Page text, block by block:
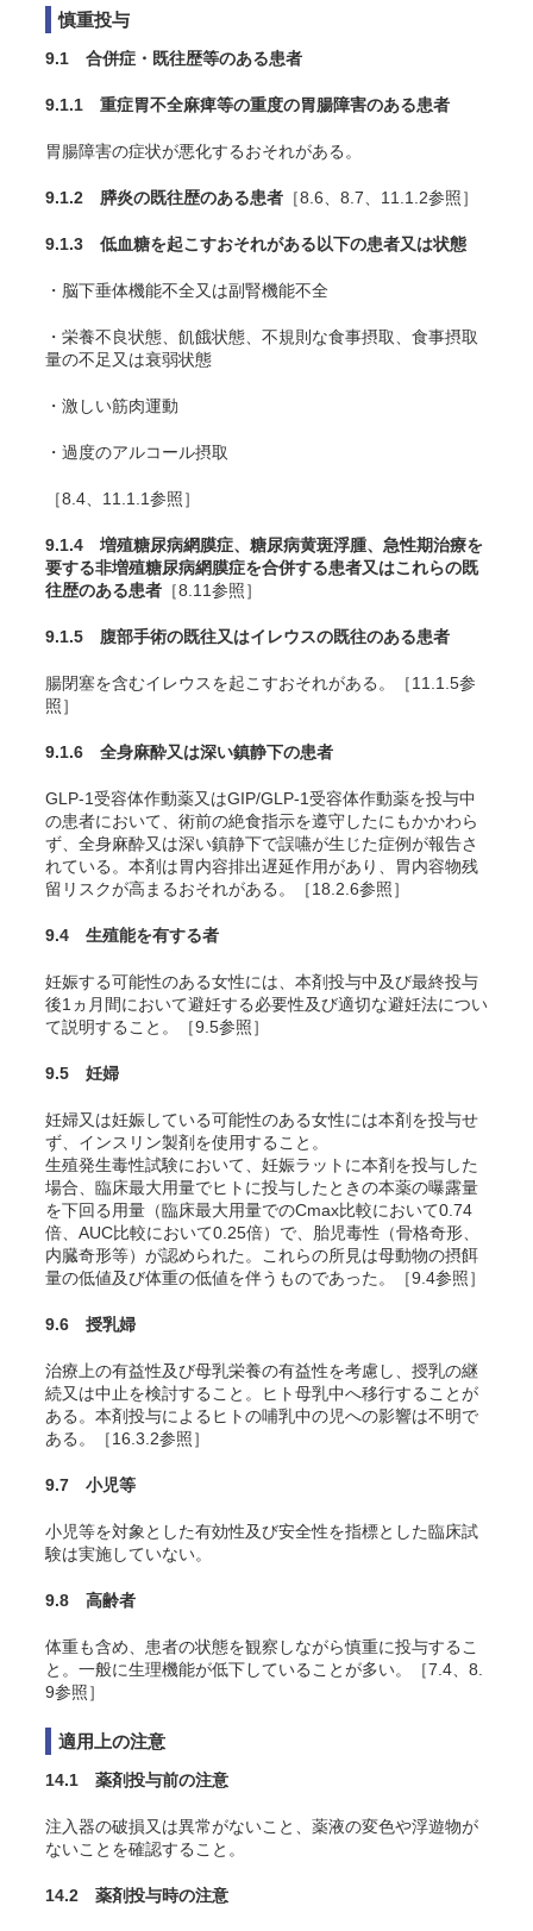
慎重投与
9.1 合併症・既往歴等のある患者
9.1.1 重症胃不全麻痺等の重度の胃腸障害のある患者
胃腸障害の症状が悪化するおそれがある。
9.1.2 膵炎の既往歴のある患者 ［8.6、8.7、11.1.2参照］
9.1.3 低血糖を起こすおそれがある以下の患者又は状態
・脳下垂体機能不全又は副腎機能不全
・栄養不良状態、飢餓状態、不規則な食事摂取、食事摂取
量の不足又は衰弱状態
・激しい筋肉運動
・過度のアルコール摂取
［8.4、11.1.1参照］
9.1.4 増殖糖尿病網膜症、糖尿病黄斑浮腫、急性期治療を
要する非増殖糖尿病網膜症を合併する患者又はこれらの既
往歴のある患者 ［8.11参照］
9.1.5 腹部手術の既往又はイレウスの既往のある患者
腸閉塞を含むイレウスを起こすおそれがある。［11.1.5参
照］
9.1.6 全身麻酔又は深い鎮静下の患者
GLP-1受容体作動薬又はGIP/GLP-1受容体作動薬を投与中
の患者において、術前の絶食指示を遵守したにもかかわら
ず、全身麻酔又は深い鎮静下で誤嚥が生じた症例が報告さ
れている。本剤は胃内容排出遅延作用があり、胃内容物残
留リスクが高まるおそれがある。［18.2.6参照］
9.4 生殖能を有する者
妊娠する可能性のある女性には、本剤投与中及び最終投与
後1ヵ月間において避妊する必要性及び適切な避妊法につい
て説明すること。［9.5参照］
9.5 妊婦
妊婦又は妊娠している可能性のある女性には本剤を投与せ
ず、インスリン製剤を使用すること。
生殖発生毒性試験において、妊娠ラットに本剤を投与した
場合、臨床最大用量でヒトに投与したときの本薬の曝露量
を下回る用量（臨床最大用量でのCmax比較において0.74
倍、AUC比較において0.25倍）で、胎児毒性（骨格奇形、
内臓奇形等）が認められた。これらの所見は母動物の摂餌
量の低値及び体重の低値を伴うものであった 。［9.4参照］
9.6 授乳婦
治療上の有益性及び母乳栄養の有益性を考慮し、授乳の継
続又は中止を検討すること。ヒト母乳中へ移行することが
ある。本剤投与によるヒトの哺乳中の児への影響は不明で
ある。［16.3.2参照］
9.7 小児等
小児等を対象とした有効性及び安全性を指標とした臨床試
験は実施していない。
9.8 高齢者
体重も含め、患者の状態を観察しながら慎重に投与するこ
と。一般に生理機能が低下していることが多い。［7.4、8.
9参照］
適用上の注意
14.1 薬剤投与前の注意
注入器の破損又は異常がないこと、薬液の変色や浮遊物が
ないことを確認すること。
14.2 薬剤投与時の注意